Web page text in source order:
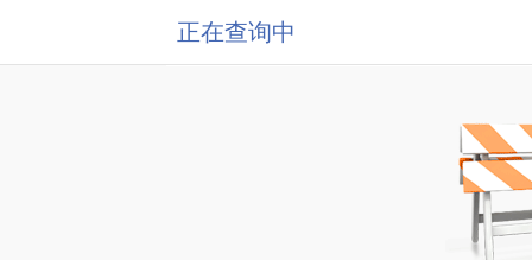
正在查询中